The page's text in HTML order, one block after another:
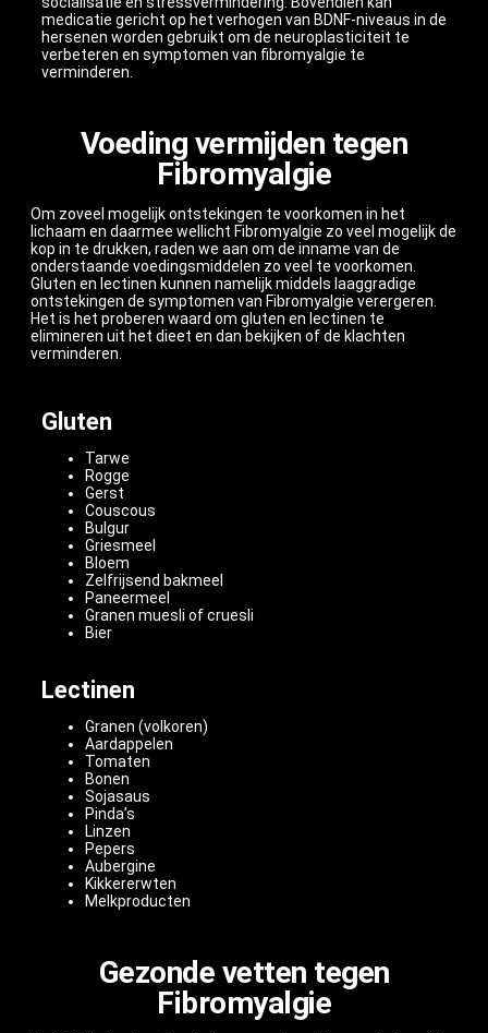
medicatie gericht op het verhogen van BDNF-niveaus in de
hersenen worden gebruikt om de neuroplasticiteit te
verbeteren en symptomen van fibromyalgie te
verminderen.
Voeding vermijden tegen
Fibromyalgie
Om zoveel mogelijk ontstekingen te voorkomen in het
lichaam en daarmee wellicht Fibromyalgie zo veel mogelijk de
kop in te drukken, raden we aan om de inname van de
onderstaande voedingsmiddelen zo veel te voorkomen.
Gluten en lectinen kunnen namelijk middels laaggradige
ontstekingen de symptomen van Fibromyalgie verergeren.
Het is het proberen waard om gluten en lectinen te
elimineren uit het dieet en dan bekijken of de klachten
verminderen.
Gluten
Tarwe
Rogge
Gerst
Couscous
Bulgur
Griesmeel
Bloem
Zelfrijsend bakmeel
Paneermeel
Granen muesli of cruesli
Bier
Lectinen
Granen (volkoren)
Aardappelen
Tomaten
Bonen
Sojasaus
Pinda’s
Linzen
Pepers
Aubergine
Kikkererwten
Melkproducten
Gezonde vetten tegen
Fibromyalgie